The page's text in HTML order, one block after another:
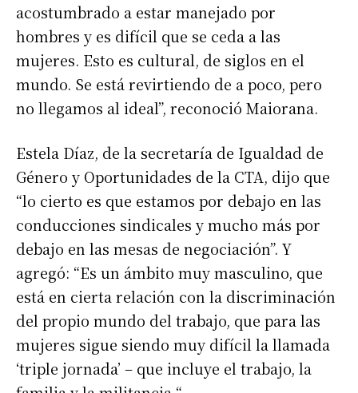
acostumbrado a estar manejado por
hombres y es difícil que se ceda a las
mujeres. Esto es cultural, de siglos en el
mundo. Se está revirtiendo de a poco, pero
no llegamos al ideal”, reconoció Maiorana.
Estela Díaz, de la secretaría de Igualdad de
Género y Oportunidades de la CTA, dijo que
“lo cierto es que estamos por debajo en las
conducciones sindicales y mucho más por
debajo en las mesas de negociación”. Y
agregó: “Es un ámbito muy masculino, que
está en cierta relación con la discriminación
del propio mundo del trabajo, que para las
mujeres sigue siendo muy difícil la llamada
‘triple jornada’ – que incluye el trabajo, la